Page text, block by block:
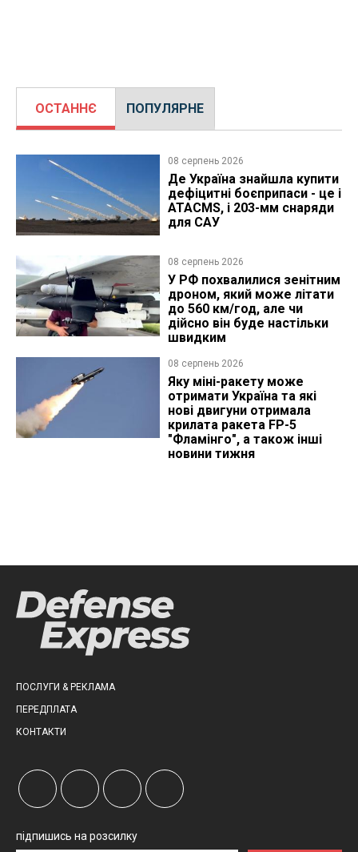
ОСТАННЄ ПОПУЛЯРНЕ
08 серпень 2026
Де Україна знайшла купити
дефіцитні боєприпаси - це і
ATACMS, і 203-мм снаряди
для САУ
08 серпень 2026
У РФ похвалилися зенітним
дроном, який може літати
до 560 км/год, але чи
дійсно він буде настільки
швидким
08 серпень 2026
Яку міні-ракету може
отримати Україна та які
нові двигуни отримала
крилата ракета FP-5
"Фламінго", а також інші
новини тижня
ПОСЛУГИ & РЕКЛАМА
ПЕРЕДПЛАТА
КОНТАКТИ
підпишись на розсилку